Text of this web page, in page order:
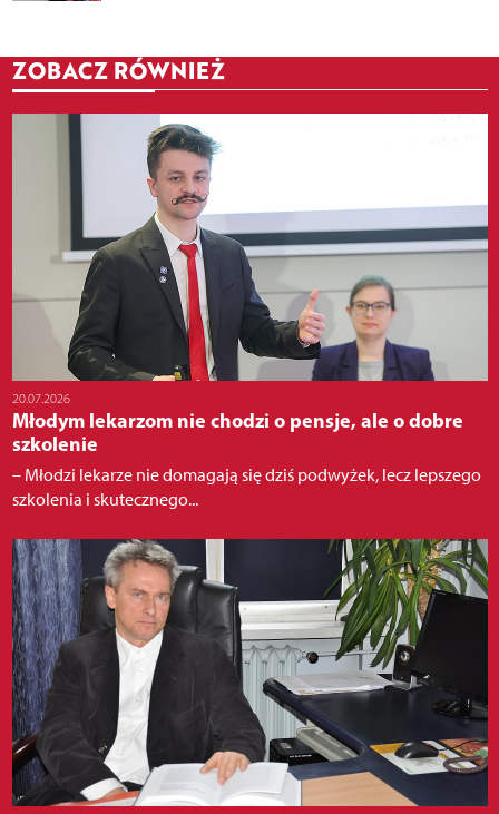
ZOBACZ RÓWNIEŻ
20.07.2026
Młodym lekarzom nie chodzi o pensje, ale o dobre
szkolenie
– Młodzi lekarze nie domagają się dziś podwyżek, lecz lepszego
szkolenia i skutecznego...